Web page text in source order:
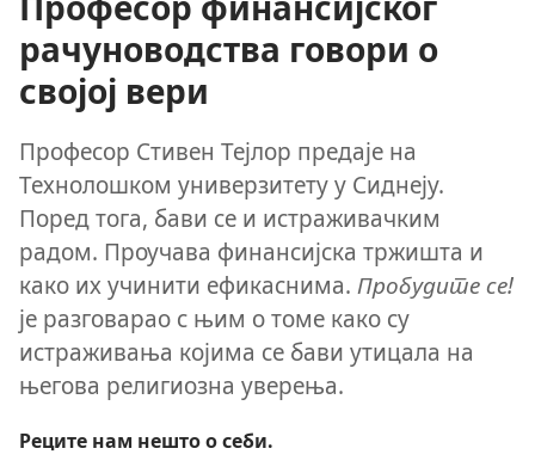
рачуноводства говори о
својој вери
Професор Стивен Тејлор предаје на
Технолошком универзитету у Сиднеју.
Поред тога, бави се и истраживачким
радом. Проучава финансијска тржишта и
како их учинити ефикаснима. Пробудите се!
је разговарао с њим о томе како су
истраживања којима се бави утицала на
његова религиозна уверења.
Реците нам нешто о себи.